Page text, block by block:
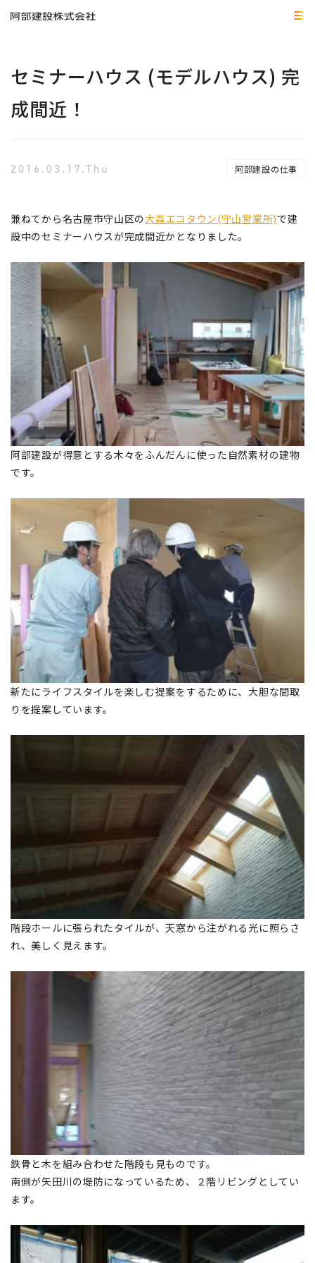
セミナーハウス (モデルハウス) 完
成間近！
2016.03.17.Thu 阿部建設の仕事
兼ねてから名古屋市守山区の大森エコタウン(守山営業所)で建
設中のセミナーハウスが完成間近かとなりました。
阿部建設が得意とする木々をふんだんに使った自然素材の建物
です。
新たにライフスタイルを楽しむ提案をするために、大胆な間取
りを提案しています。
階段ホールに張られたタイルが、天窓から注がれる光に照らさ
れ、美しく見えます。
鉄骨と木を組み合わせた階段も見ものです。
南側が矢田川の堤防になっているため、２階リビングとしてい
ます。